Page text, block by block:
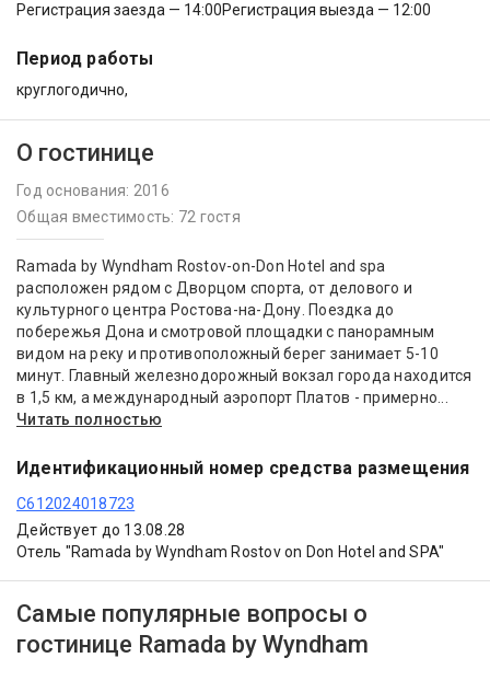
Регистрация заезда — 14:00Регистрация выезда — 12:00
Период работы
круглогодично,
О гостинице
Год основания: 2016
Общая вместимость: 72 гостя
Ramada by Wyndham Rostov-on-Don Hotel and spa
расположен рядом с Дворцом спорта, от делового и
культурного центра Ростова-на-Дону. Поездка до
побережья Дона и смотровой площадки с панорамным
видом на реку и противоположный берег занимает 5-10
минут. Главный железнодорожный вокзал города находится
в 1,5 км, а международный аэропорт Платов - примерно...
Читать полностью
Идентификационный номер средства размещения
С612024018723
Действует до 13.08.28
Отель "Ramada by Wyndham Rostov on Don Hotel and SPA"
Самые популярные вопросы о
гостинице Ramada by Wyndham